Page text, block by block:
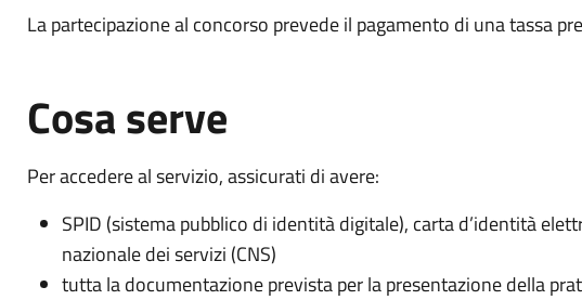
La partecipazione al concorso prevede il pagamento di una tassa
Cosa serve
Per accedere al servizio, assicurati di avere:
SPID (sistema pubblico di identità digitale), carta d’identità
nazionale dei servizi (CNS)
tutta la documentazione prevista per la presentazione della